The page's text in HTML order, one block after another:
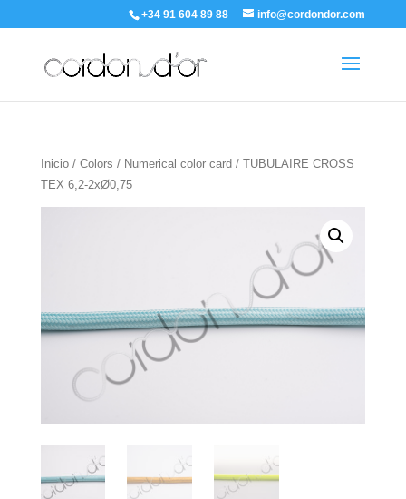
+34 91 604 89 88 info@cordondor.com
Inicio/ Colors / Numerical color card / TUBULAIRE CROSS
TEX 6,2-2xØ0,75